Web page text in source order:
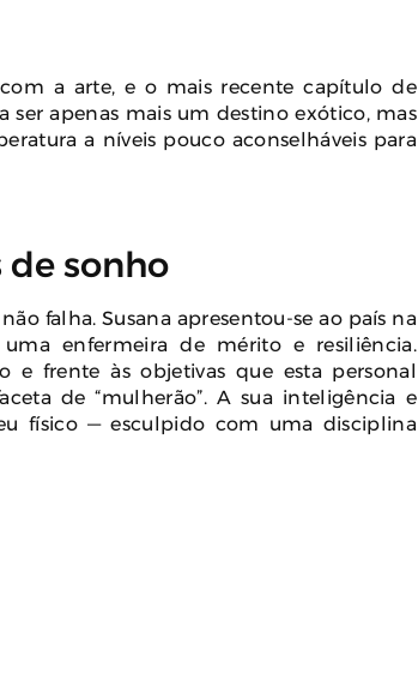
a arte, e o mais recente capítulo de
ser apenas mais um destino exótico, mas
a níveis pouco aconselháveis para
de sonho
falha. Susana apresentou-se ao país na
enfermeira de mérito e resiliência.
e frente às objetivas que esta personal
de “mulherão”. A sua inteligência e
físico — esculpido com uma disciplina